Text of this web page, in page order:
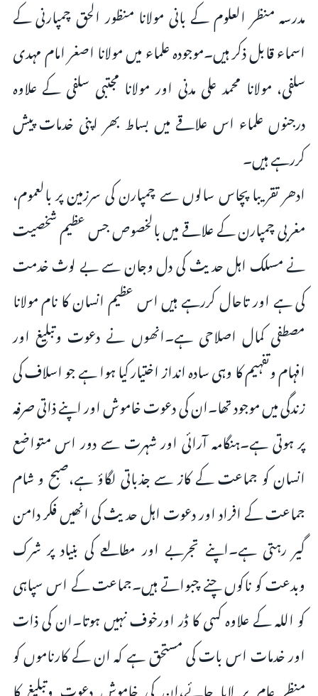
مدرسہ منظر العلوم کے بانی مولانا منظور الحق چمپارنی کے
اسماء قابل ذکر ہیں۔موجودہ علماء میں مولانا اصغر امام مہدی
سلفی، مولانا محمد علی مدنی اور مولانا مجتبی سلفی کے علاوہ
درجنوں علماء اس علاقے میں بساط بھر اپنی خدمات پیش
کررہے ہیں۔
ادھر تقریبا پچاس سالوں سے چمپارن کی سرزمین پر بالعموم،
مغربی چمپارن کے علاقے میں بالخصوص جس عظیم شخصیت
نے مسلک اہل حدیث کی دل وجان سے بے لوث خدمت
کی ہے اور تاحال کررہے ہیں اس عظیم انسان کا نام مولانا
مصطفی کمال اصلاحی ہے۔انھوں نے دعوت وتبلیغ اور
افہام وتفہیم کا وہی سادہ انداز اختیار کیا ہوا ہے جو اسلاف کی
زندگی میں موجود تھا۔ان کی دعوت خاموش اور اپنے ذاتی صرفہ
پر ہوتی ہے۔ہنگامہ آرائی اور شہرت سے دور اس متواضع
انسان کو جماعت کے کاز سے جذباتی لگاؤ ہے،صبح و شام
جماعت کے افراد اور دعوت اہل حدیث کی انھیں فکر دامن
گیر رہتی ہے۔اپنے تجربے اور مطالعے کی بنیاد پر شرک
وبدعت کو ناکوں چنے چبواتے ہیں۔جماعت کے اس سپاہی
کو اللہ کے علاوہ کسی کا ڈر اورخوف نہیں ہوتا۔ان کی ذات
اور خدمات اس بات کی مستحق ہے کہ ان کے کارناموں کو
منظر عام پر لایا جائے،ان کی خاموش دعوت وتبلیغ کا